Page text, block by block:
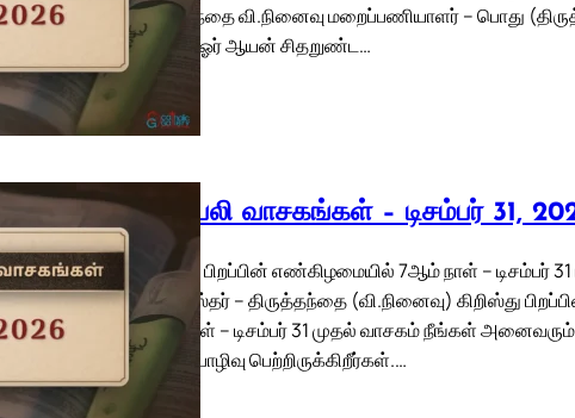
திருத்தந்தை வி.நினைவு மறைப்பணியாளர் – பொது
வாசகம் ஓர் ஆயன் சிதறுண்ட…
திருப்பலி வாசகங்கள் – டிசம்பர் 31,
கிறிஸ்து பிறப்பின் எண்கிழமையில் 7ஆம் நாள் – டிசம்பர்
சில்வெஸ்தர் – திருத்தந்தை (வி.நினைவு) கிறிஸ்து
7ஆம் நாள் – டிசம்பர் 31 முதல் வாசகம் நீங்கள்
அருள்பொழிவு பெற்றிருக்கிறீர்கள்.…